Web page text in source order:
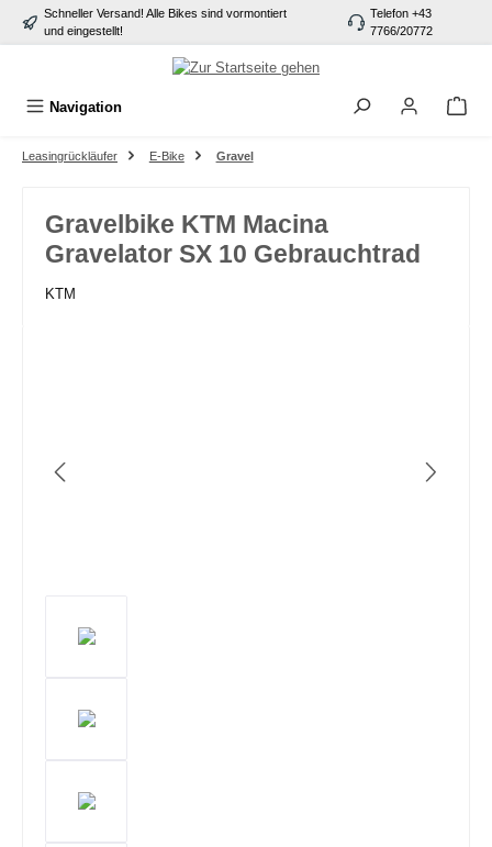
springen
Schneller Versand! Alle Bikes sind vormontiert
und eingestellt!
Telefon +43
7766/20772
Navigation
Leasingrückläufer E-Bike Gravel
Gravelbike KTM Macina
Gravelator SX 10 Gebrauchtrad
KTM